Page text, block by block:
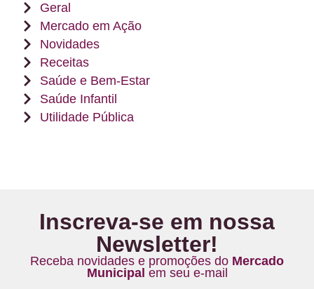
Geral
Mercado em Ação
Novidades
Receitas
Saúde e Bem-Estar
Saúde Infantil
Utilidade Pública
Inscreva-se em nossa
Newsletter!
Receba novidades e promoções do Mercado
Municipal em seu e-mail